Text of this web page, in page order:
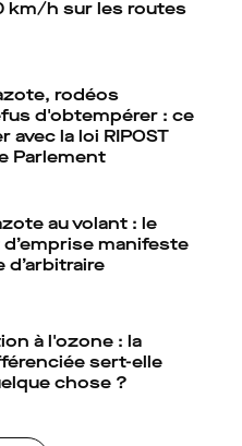
km/h sur les routes
rodéos
d'obtempérer : ce
avec la loi RIPOST
Parlement
au volant : le
manifeste
d’arbitraire
à l'ozone : la
sert-elle
chose ?